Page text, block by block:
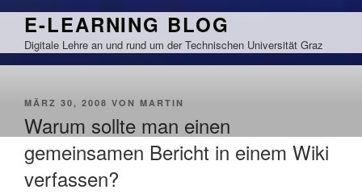
Zum
springen
E-LEARNING BLOG
Digitale Lehre an und rund um der Technischen Universität Graz
VERÖFFENTLICHT
MÄRZ 30, 2008 VON MARTIN
Warum sollte man einen
gemeinsamen Bericht in einem Wiki
verfassen?